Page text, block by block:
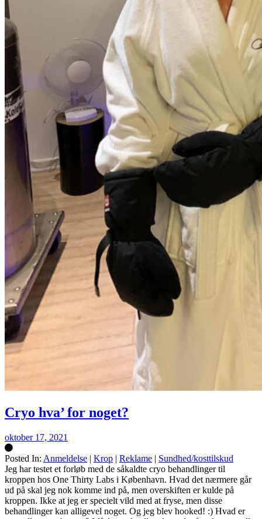
Cryo hva’ for noget?
oktober 17, 2021
Posted In: Anmeldelse | Krop | Reklame | Sundhed/kosttilskud
Silke
Jeg har testet et forløb med de såkaldte cryo behandlinger til
kroppen hos One Thirty Labs i København. Hvad det nærmere går
ud på skal jeg nok komme ind på, men overskiften er kulde på
kroppen. Ikke at jeg er specielt vild med at fryse, men disse
behandlinger kan alligevel noget. Og jeg blev hooked! :) Hvad er